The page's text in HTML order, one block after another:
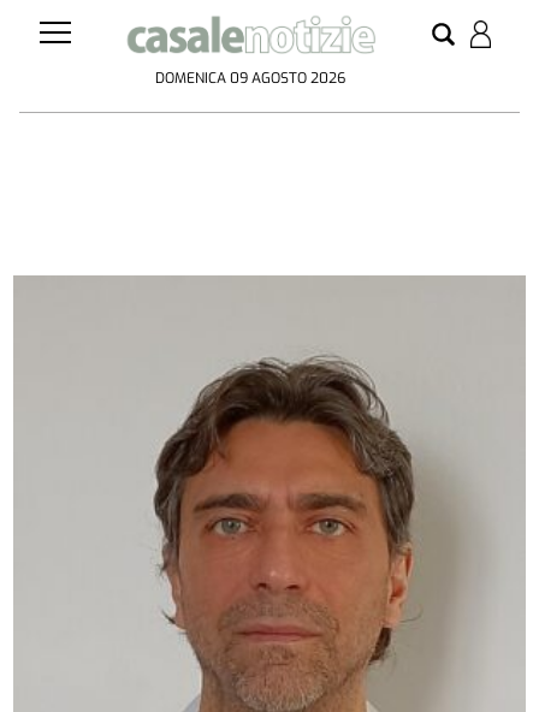
DOMENICA 09 AGOSTO 2026